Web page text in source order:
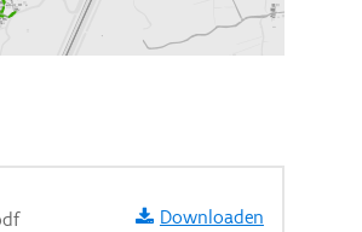
Downloaden